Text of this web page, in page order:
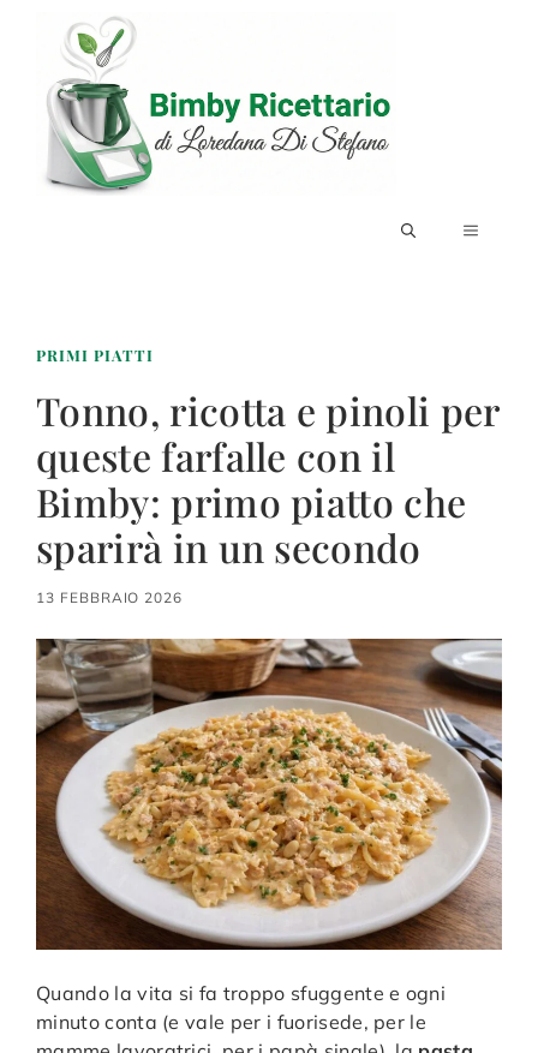
contenuto
MENU
PRIMI PIATTI
Tonno, ricotta e pinoli per
queste farfalle con il
Bimby: primo piatto che
sparirà in un secondo
13 FEBBRAIO 2026
Quando la vita si fa troppo sfuggente e ogni
minuto conta (e vale per i fuorisede, per le